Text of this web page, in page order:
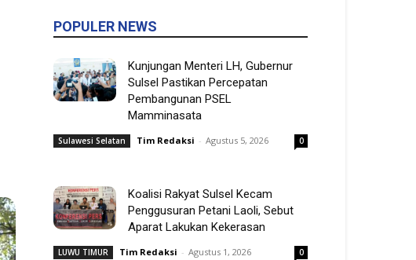
POPULER NEWS
Kunjungan Menteri LH, Gubernur
Sulsel Pastikan Percepatan
Pembangunan PSEL
Mamminasata
Sulawesi Selatan Tim Redaksi - Agustus 5, 2026 0
Koalisi Rakyat Sulsel Kecam
Penggusuran Petani Laoli, Sebut
Aparat Lakukan Kekerasan
LUWU TIMUR Tim Redaksi - Agustus 1, 2026 0